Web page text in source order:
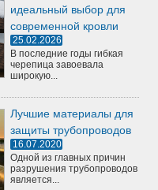
идеальный выбор для
современной кровли
25.02.2026
В последние годы гибкая
черепица завоевала
широкую...
Лучшие материалы для
защиты трубопроводов
16.07.2020
Одной из главных причин
разрушения трубопроводов
является...